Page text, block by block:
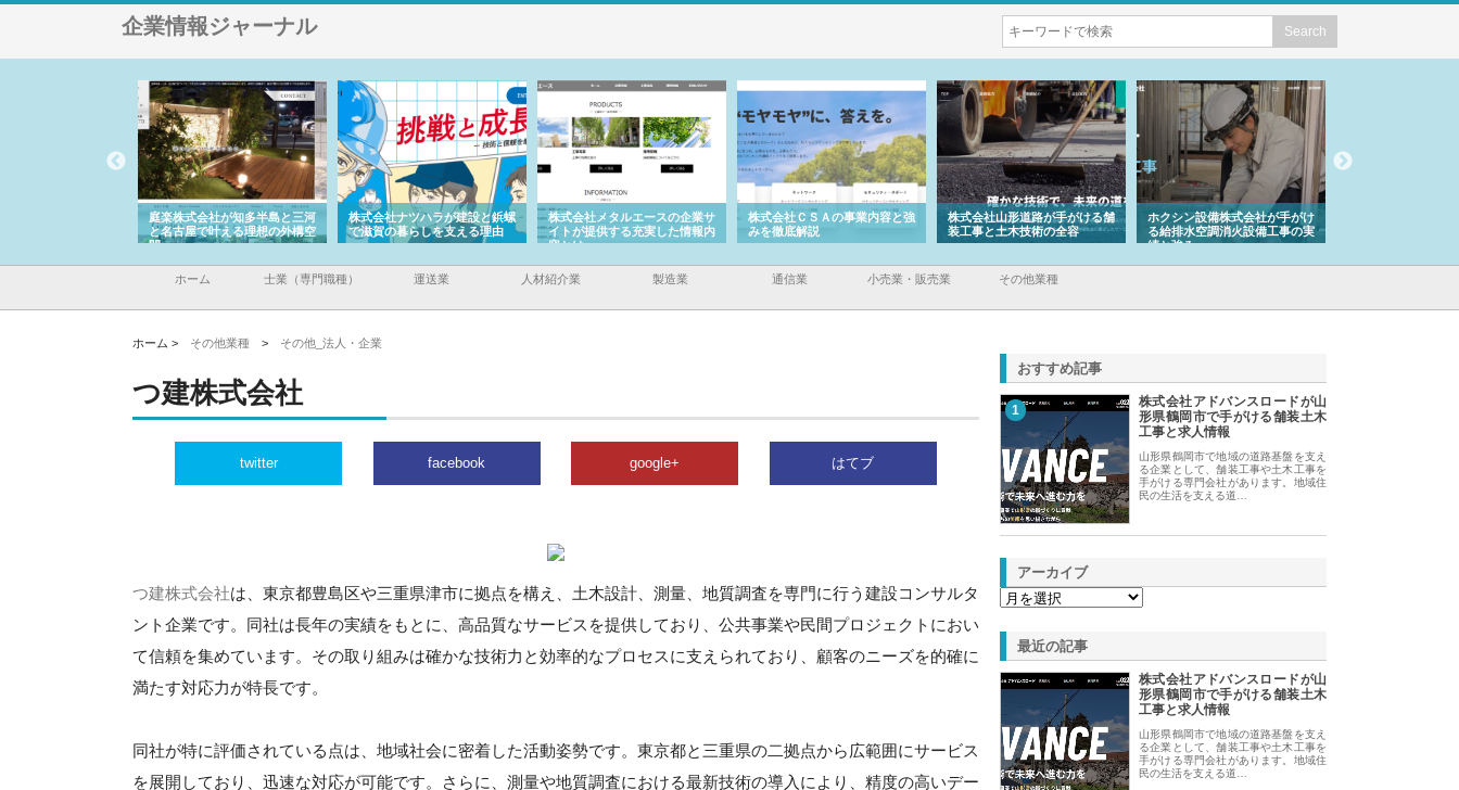
企業情報ジャーナル
庭楽株式会社が知多半島と三河
と名古屋で叶える理想の外構空
株式会社ナツハラが建設と鋲螺
で滋賀の暮らしを支える理由
株式会社メタルエースの企業サ
イトが提供する充実した情報内
容とは
株式会社ＣＳＡの事業内容と強
みを徹底解説
株式会社山形道路が手がける舗
装工事と土木技術の全容
ホクシン設備株式会社が手がけ
る給排水空調消火設備工事の実
績と強み
株式会社東京シー・エム・シー
のGISインフラ管理システム導
入メリット
ホーム 士業（専門職種） 運送業 人材紹介業 製造業 通信業 小売業・販売業 その他業種
ホーム > その他業種 > その他_法人・企業
つ建株式会社
twitter facebook google+ はてブ
つ建株式会社は、東京都豊島区や三重県津市に拠点を構え、土木設計、測量、地質調査を専門に行う建設コンサルタ
ント企業です。同社は長年の実績をもとに、高品質なサービスを提供しており、公共事業や民間プロジェクトにおい
て信頼を集めています。その取り組みは確かな技術力と効率的なプロセスに支えられており、顧客のニーズを的確に
満たす対応力が特長です。
同社が特に評価されている点は、地域社会に密着した活動姿勢です。東京都と三重県の二拠点から広範囲にサービス
を展開しており、迅速な対応が可能です。さらに、測量や地質調査における最新技術の導入により、精度の高いデー
おすすめ記事
1
株式会社アドバンスロードが山
形県鶴岡市で手がける舗装土木
工事と求人情報
山形県鶴岡市で地域の道路基盤を支え
る企業として、舗装工事や土木工事を
手がける専門会社があります。地域住
民の生活を支える道…
アーカイブ
最近の記事
株式会社アドバンスロードが山
形県鶴岡市で手がける舗装土木
工事と求人情報
山形県鶴岡市で地域の道路基盤を支え
る企業として、舗装工事や土木工事を
手がける専門会社があります。地域住
民の生活を支える道…